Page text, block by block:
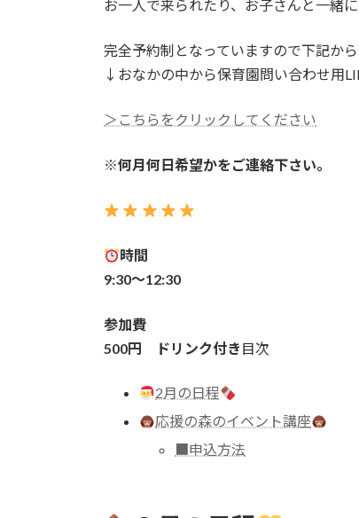
お一人で来られたり、お子さんと一緒
完全予約制となっていますので下記から
↓おなかの中から保育園問い合わせ用
＞こちらをクリックしてください
※何月何日希望かをご連絡下さい。
時間
9:30〜12:30
参加費
500円 ドリンク付き 目次
2月の日程
応援の森のイベント講座
■申込方法